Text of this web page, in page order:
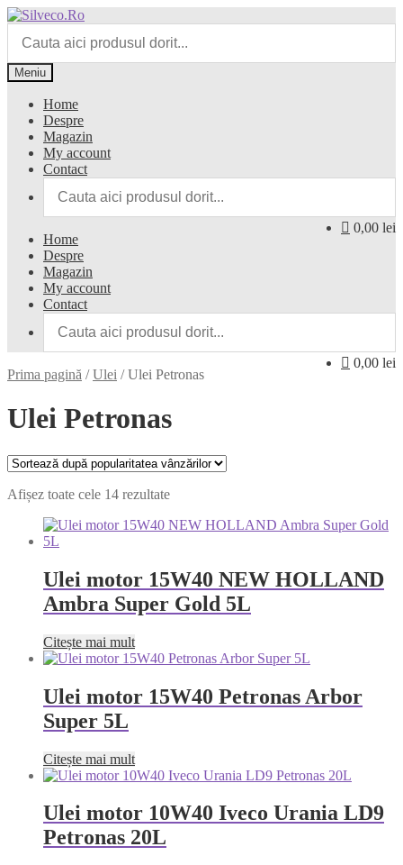
Meniu
Home
Despre
Magazin
My account
Contact
0,00 lei
Home
Despre
Magazin
My account
Contact
0,00 lei
Prima pagină /Ulei /Ulei Petronas
Ulei Petronas
Afișez toate cele 14 rezultate
Ulei motor 15W40 NEW HOLLAND
Ambra Super Gold 5L
Citește mai mult
Ulei motor 15W40 Petronas Arbor
Super 5L
Citește mai mult
Ulei motor 10W40 Iveco Urania LD9
Petronas 20L